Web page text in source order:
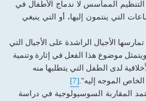
الممأسس لا ندماج الأطفال في
التي ينتمون إليها، أو التي ينبغي
تمارسها الأجيال الراشدة على الأجيال التي
ويتمثل موضوع هذا الفعل في إثارة وتنمية
لدى الطفل التي يتطلبها منه
الموجه إليه".[7]
المقاربة السوسيولوجية في دراسة